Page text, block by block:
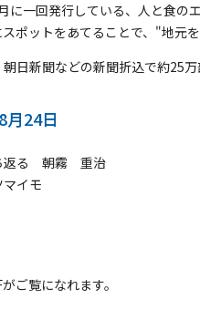
に一回発行している、人と食
ポットをあてることで、"地元
日新聞などの新聞折込で約25万
24日
返る 朝霧 重治
イモ
ご覧になれます。